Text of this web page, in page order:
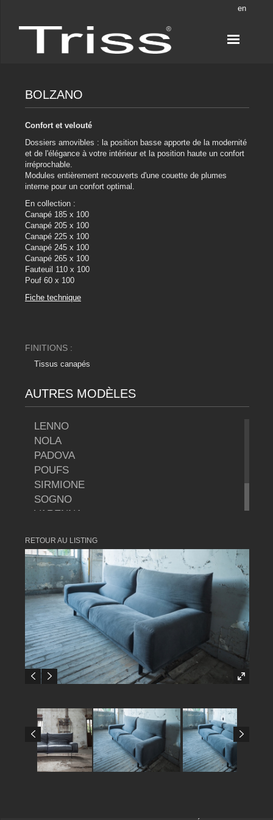
en
BOLZANO
Confort et velouté
Dossiers amovibles : la position basse apporte de la modernité
et de l'élégance à votre intérieur et la position haute un confort
irréprochable.
Modules entièrement recouverts d'une couette de plumes
interne pour un confort optimal.
En collection :
Canapé 185 x 100
Canapé 205 x 100
Canapé 225 x 100
Canapé 245 x 100
Canapé 265 x 100
Fauteuil 110 x 100
Pouf 60 x 100
Fiche technique
FINITIONS :
Tissus canapés
AUTRES MODÈLES
LENNO
NOLA
PADOVA
POUFS
SIRMIONE
SOGNO
VARENNA
VERONA
RETOUR AU LISTING